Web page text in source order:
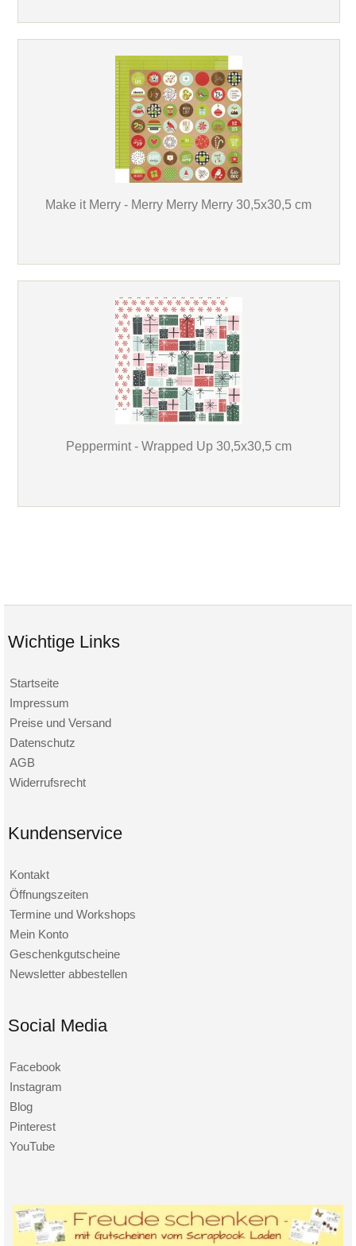
Make it Merry - Merry Merry Merry 30,5x30,5 cm
Peppermint - Wrapped Up 30,5x30,5 cm
Wichtige Links
Startseite
Impressum
Preise und Versand
Datenschutz
AGB
Widerrufsrecht
Kundenservice
Kontakt
Öffnungszeiten
Termine und Workshops
Mein Konto
Geschenkgutscheine
Newsletter abbestellen
Social Media
Facebook
Instagram
Blog
Pinterest
YouTube